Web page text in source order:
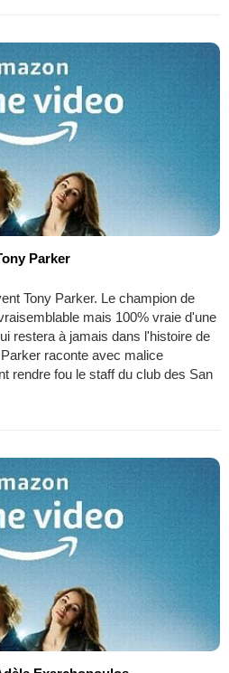
Parker
Tony Parker. Le champion de
mais 100% vraie d'une
restera à jamais dans l'histoire de
raconte avec malice
rendre fou le staff du club des San